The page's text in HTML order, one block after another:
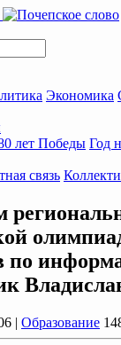
Экономика
лет Победы Год
связь
| Образование